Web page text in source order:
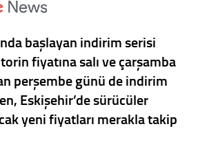
başlayan indirim serisi
fiyatına salı ve çarşamba
perşembe günü de indirim
Eskişehir’de sürücüler
yeni fiyatları merakla takip